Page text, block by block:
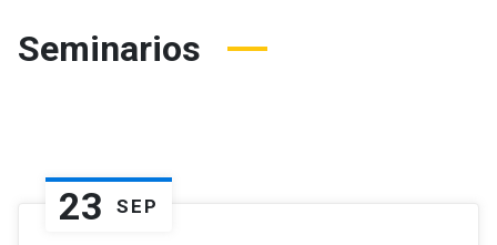
Seminarios
23 SEP